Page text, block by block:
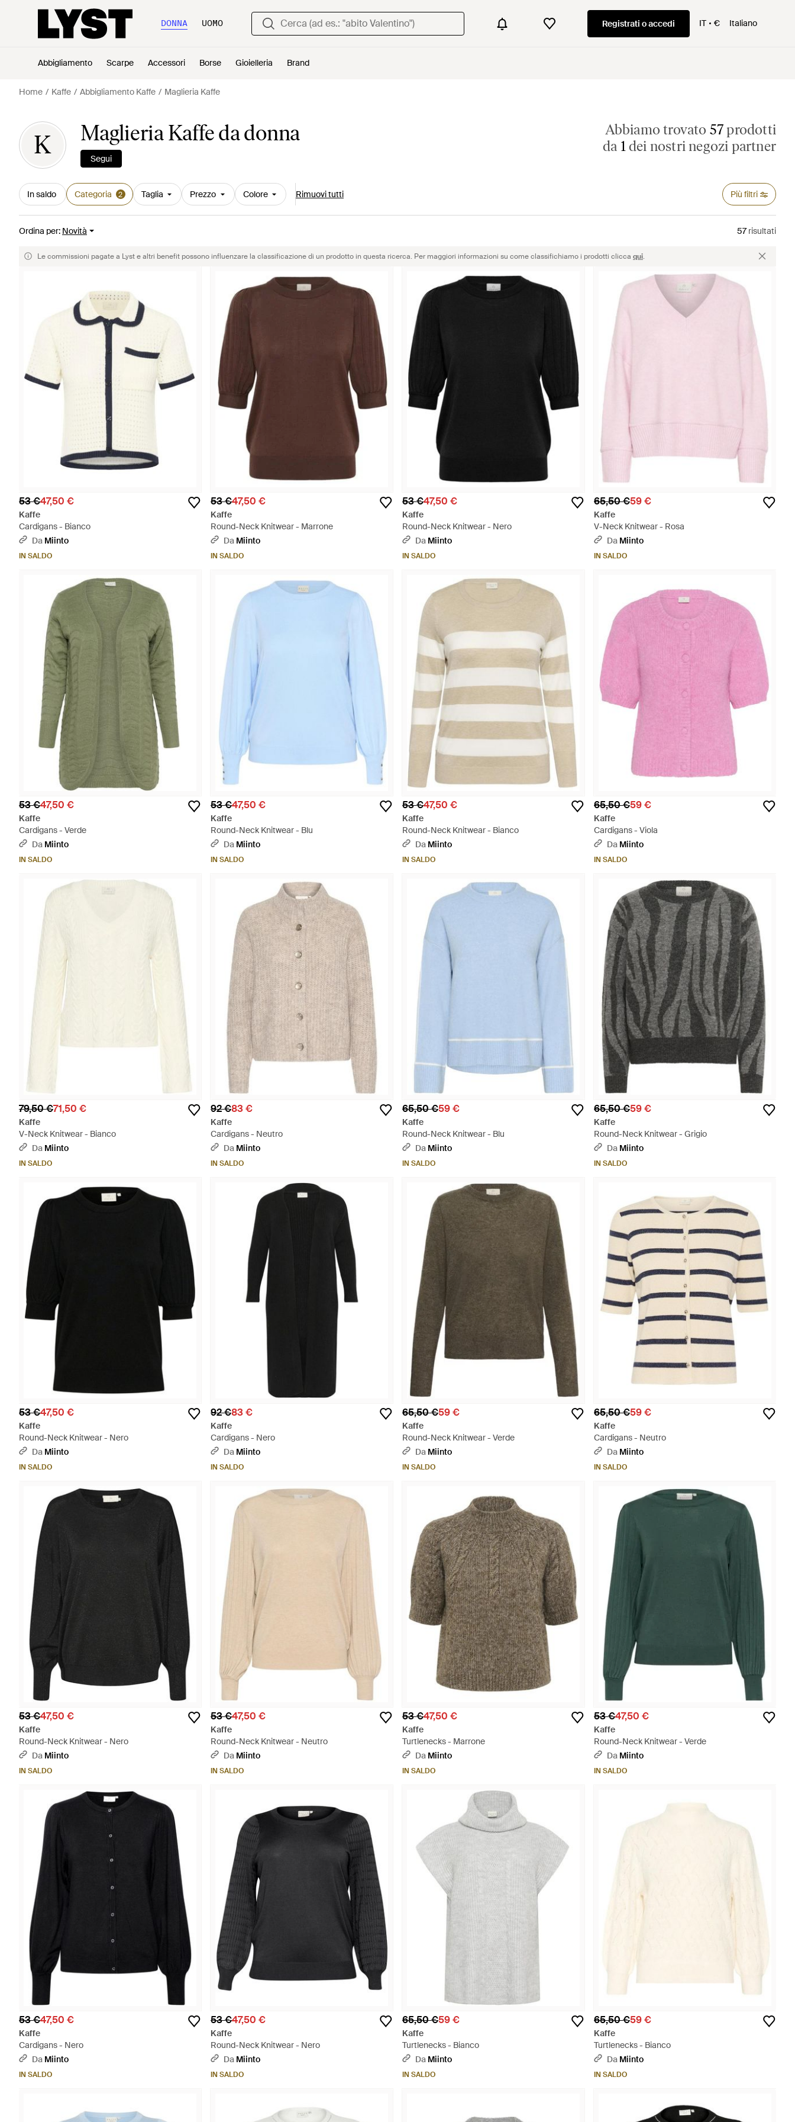
DONNA UOMO Registrati o accedi IT € Italiano
Abbigliamento Scarpe Accessori Borse Gioielleria Brand
Home Kaffe Abbigliamento Kaffe Maglieria Kaffe
K Maglieria Kaffe da donna
Segui
Abbiamo trovato 57prodotti
da 1 dei nostri negozi partner
In saldo Categoria 2 Taglia Prezzo Colore Rimuovi tutti Più filtri
Ordina per: Novità 57risultati
Le commissioni pagate a Lyst e altri benefit possono influenzare la classificazione di un prodotto in questa ricerca. Per maggiori informazioni su come classifichiamo i prodotti clicca qui.
53 €47,50 €
Kaffe
Cardigans - Bianco
Da Miinto
IN SALDO
53 €47,50 €
Kaffe
Round-Neck Knitwear - Marrone
Da Miinto
IN SALDO
53 €47,50 €
Kaffe
Round-Neck Knitwear - Nero
Da Miinto
IN SALDO
65,50 €59 €
Kaffe
V-Neck Knitwear - Rosa
Da Miinto
IN SALDO
53 €47,50 €
Kaffe
Cardigans - Verde
Da Miinto
IN SALDO
53 €47,50 €
Kaffe
Round-Neck Knitwear - Blu
Da Miinto
IN SALDO
53 €47,50 €
Kaffe
Round-Neck Knitwear - Bianco
Da Miinto
IN SALDO
65,50 €59 €
Kaffe
Cardigans - Viola
Da Miinto
IN SALDO
79,50 €71,50 €
Kaffe
V-Neck Knitwear - Bianco
Da Miinto
IN SALDO
92 €83 €
Kaffe
Cardigans - Neutro
Da Miinto
IN SALDO
65,50 €59 €
Kaffe
Round-Neck Knitwear - Blu
Da Miinto
IN SALDO
65,50 €59 €
Kaffe
Round-Neck Knitwear - Grigio
Da Miinto
IN SALDO
53 €47,50 €
Kaffe
Round-Neck Knitwear - Nero
Da Miinto
IN SALDO
92 €83 €
Kaffe
Cardigans - Nero
Da Miinto
IN SALDO
65,50 €59 €
Kaffe
Round-Neck Knitwear - Verde
Da Miinto
IN SALDO
65,50 €59 €
Kaffe
Cardigans - Neutro
Da Miinto
IN SALDO
53 €47,50 €
Kaffe
Round-Neck Knitwear - Nero
Da Miinto
IN SALDO
53 €47,50 €
Kaffe
Round-Neck Knitwear - Neutro
Da Miinto
IN SALDO
53 €47,50 €
Kaffe
Turtlenecks - Marrone
Da Miinto
IN SALDO
53 €47,50 €
Kaffe
Round-Neck Knitwear - Verde
Da Miinto
IN SALDO
53 €47,50 €
Kaffe
Cardigans - Nero
Da Miinto
IN SALDO
53 €47,50 €
Kaffe
Round-Neck Knitwear - Nero
Da Miinto
IN SALDO
65,50 €59 €
Kaffe
Turtlenecks - Bianco
Da Miinto
IN SALDO
65,50 €59 €
Kaffe
Turtlenecks - Bianco
Da Miinto
IN SALDO